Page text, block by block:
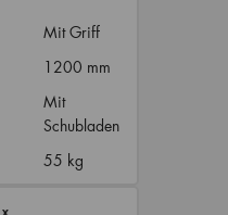
Mit Griff
1200 mm
Mit
Schubladen
55 kg